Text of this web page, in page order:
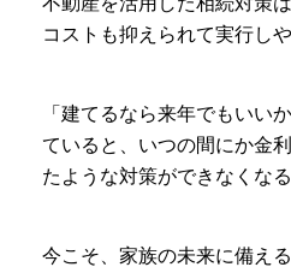
コストも抑えられて実行し
「建てるなら来年でもいい
ていると、いつの間にか金
たような対策ができなくなる
今こそ、家族の未来に備え